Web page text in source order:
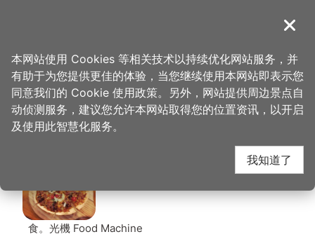
導覽
首页 > 想去的地方 > 美食、购物 > 多桑食物所
多桑食物所 周边店家
食。光機 Food Machine
关闭
本网站使用 Cookies 等相关技术以持续优化网站服务，并
有助于为您提供更佳的体验，当您继续使用本网站即表示您
同意我们的 Cookie 使用政策。另外，网站提供周边景点自
动侦测服务，建议您允许本网站取得您的位置资讯，以开启
及使用此智慧化服务。
我知道了